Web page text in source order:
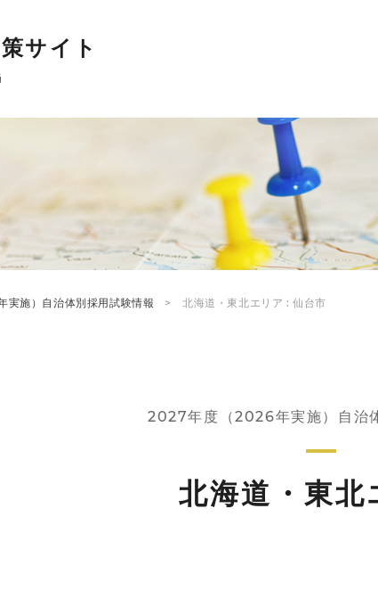
サイト
実施）自治体別採用試験情報 北海道・東北エリア : 仙台市
2027年度（2026年実施）自治
北海道・東北